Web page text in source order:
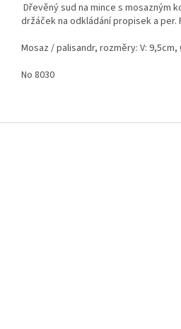
Dřevěný sud na mince s mosazným
držáček na odkládání propisek a per.
Mosaz / palisandr, rozměry: V: 9,5cm,
No 8030